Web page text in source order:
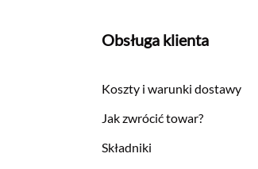
Obsługa klienta
Koszty i warunki dostawy
Jak zwrócić towar?
Składniki